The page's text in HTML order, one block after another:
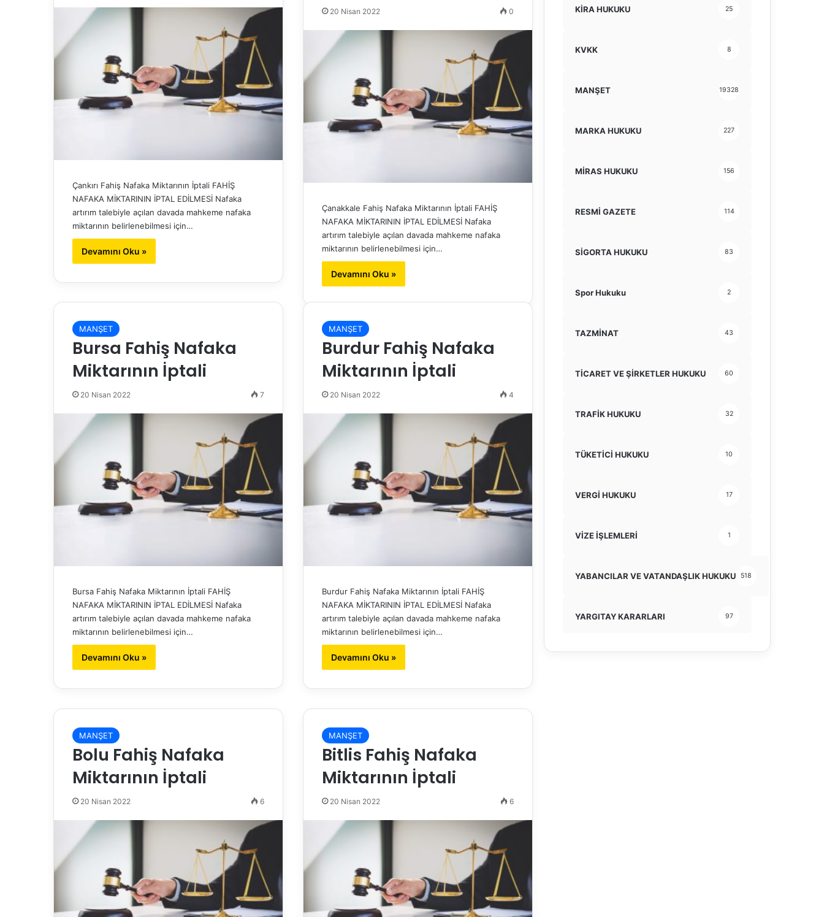
Çankırı Fahiş Nafaka Miktarının İptali FAHİŞ
NAFAKA MİKTARININ İPTAL EDİLMESİ Nafaka
artırım talebiyle açılan davada mahkeme nafaka
miktarının belirlenebilmesi için…
Devamını Oku »
20 Nisan 2022 0
Çanakkale Fahiş Nafaka Miktarının İptali FAHİŞ
NAFAKA MİKTARININ İPTAL EDİLMESİ Nafaka
artırım talebiyle açılan davada mahkeme nafaka
miktarının belirlenebilmesi için…
Devamını Oku »
MANŞET
Bursa Fahiş Nafaka
Miktarının İptali
20 Nisan 2022 7
Bursa Fahiş Nafaka Miktarının İptali FAHİŞ
NAFAKA MİKTARININ İPTAL EDİLMESİ Nafaka
artırım talebiyle açılan davada mahkeme nafaka
miktarının belirlenebilmesi için…
Devamını Oku »
MANŞET
Burdur Fahiş Nafaka
Miktarının İptali
20 Nisan 2022 4
Burdur Fahiş Nafaka Miktarının İptali FAHİŞ
NAFAKA MİKTARININ İPTAL EDİLMESİ Nafaka
artırım talebiyle açılan davada mahkeme nafaka
miktarının belirlenebilmesi için…
Devamını Oku »
MANŞET
Bolu Fahiş Nafaka
Miktarının İptali
20 Nisan 2022 6
MANŞET
Bitlis Fahiş Nafaka
Miktarının İptali
20 Nisan 2022 6
KİRA HUKUKU 25
KVKK 8
MANŞET 19328
MARKA HUKUKU 227
MİRAS HUKUKU 156
RESMİ GAZETE 114
SİGORTA HUKUKU 83
Spor Hukuku 2
TAZMİNAT 43
TİCARET VE ŞİRKETLER HUKUKU 60
TRAFİK HUKUKU 32
TÜKETİCİ HUKUKU 10
VERGİ HUKUKU 17
VİZE İŞLEMLERİ 1
YABANCILAR VE VATANDAŞLIK HUKUKU 518
YARGITAY KARARLARI 97